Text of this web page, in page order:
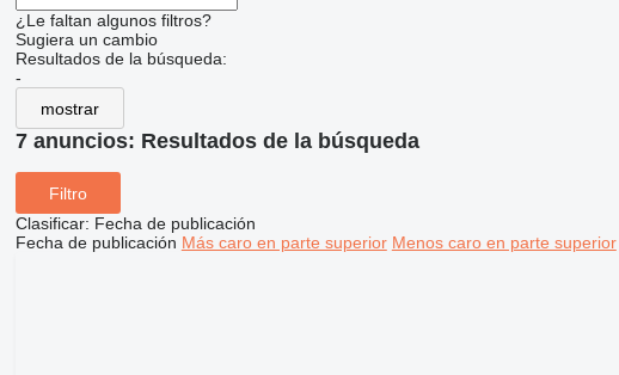
¿Le faltan algunos filtros?
Sugiera un cambio
Resultados de la búsqueda:
-
mostrar
7 anuncios: Resultados de la búsqueda
Filtro
Clasificar: Fecha de publicación
Fecha de publicación Más caro en parte superior Menos caro en parte superior